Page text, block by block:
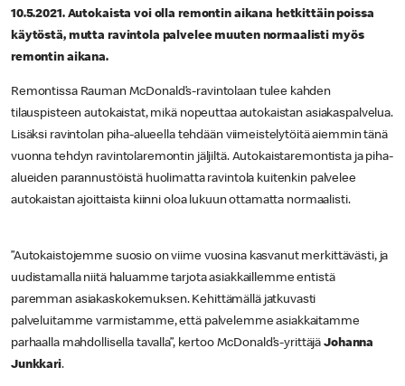
10.5.2021. Autokaista voi olla remontin aikana hetkittäin poissa
käytöstä, mutta ravintola palvelee muuten normaalisti myös
remontin aikana.
Remontissa Rauman McDonald’s-ravintolaan tulee kahden
tilauspisteen autokaistat, mikä nopeuttaa autokaistan asiakaspalvelua.
Lisäksi ravintolan piha-alueella tehdään viimeistelytöitä aiemmin tänä
vuonna tehdyn ravintolaremontin jäljiltä. Autokaistaremontista ja piha-
alueiden parannustöistä huolimatta ravintola kuitenkin palvelee
autokaistan ajoittaista kiinni oloa lukuun ottamatta normaalisti.
”Autokaistojemme suosio on viime vuosina kasvanut merkittävästi, ja
uudistamalla niitä haluamme tarjota asiakkaillemme entistä
paremman asiakaskokemuksen. Kehittämällä jatkuvasti
palveluitamme varmistamme, että palvelemme asiakkaitamme
parhaalla mahdollisella tavalla”, kertoo McDonald’s-yrittäjäJohanna
Junkkari.